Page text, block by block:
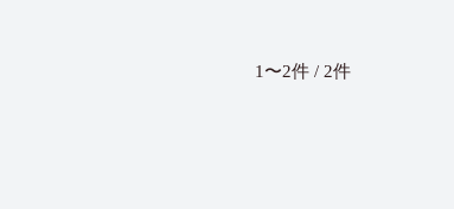
1〜2件 / 2件